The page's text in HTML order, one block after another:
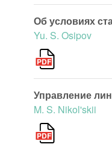
Об условиях
Yu. S. Osipov
Управление
M. S. Nikol'skii